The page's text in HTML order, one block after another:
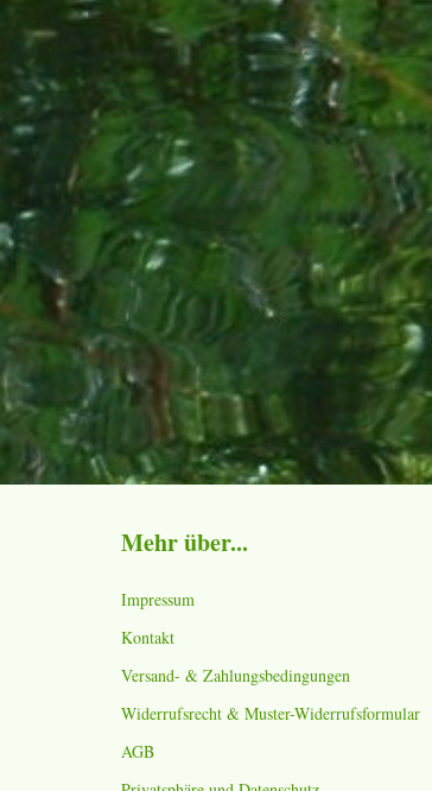
Mehr über...
Impressum
Kontakt
Versand- & Zahlungsbedingungen
Widerrufsrecht & Muster-Widerrufsformular
AGB